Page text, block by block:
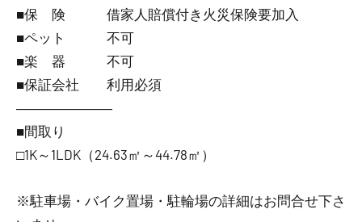
■保 険 借家人賠償付き火災保険要加入
■ペット 不可
■楽 器 不可
■保証会社 利用必須
―――――――
■間取り
□1K～1LDK（24.63㎡～44.78㎡）
※駐車場・バイク置場・駐輪場の詳細はお問合せ下さ